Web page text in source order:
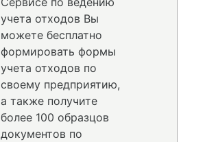
учета отходов Вы
можете бесплатно
формировать формы
учета отходов по
своему предприятию,
а также получите
более 100 образцов
документов по